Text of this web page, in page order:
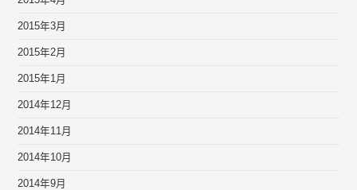
2015年3月
2015年2月
2015年1月
2014年12月
2014年11月
2014年10月
2014年9月